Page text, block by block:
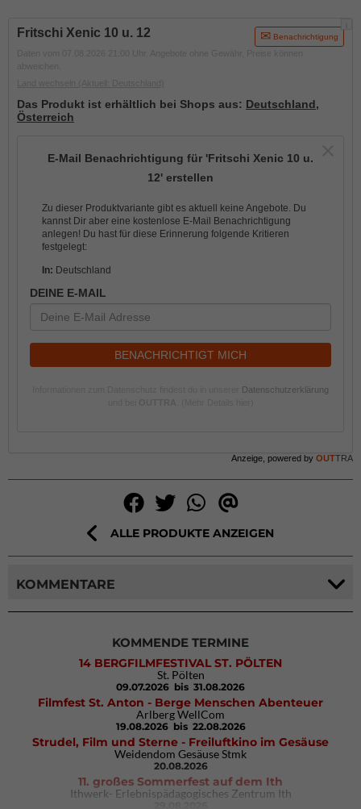
Fritschi Xenic 10 u. 12 Benachrichtigung
Das Produkt ist erhältlich bei Shops aus: Deutschland,
Österreich
E-Mail Benachrichtigung für 'Fritschi Xenic 10 u.
12' erstellen
Zu dieser Produktvariante gibt es aktuell keine Angebote. Du
kannst Dir aber eine kostenlose E-Mail Benachrichtigung
anlegen! Du hast für diese Erinnerung folgende Kritieren
festgelegt:
In: Deutschland
DEINE E-MAIL
BENACHRICHTIGT MICH
Datenschutzerklärung
Anzeige, powered by OUTTRA
ALLE PRODUKTE ANZEIGEN
KOMMENTARE
KOMMENDE TERMINE
14 BERGFILMFESTIVAL ST. PÖLTEN
St. Pölten
09.07.2026 bis 31.08.2026
Filmfest St. Anton - Berge Menschen Abenteuer
Arlberg WellCom
19.08.2026 bis 22.08.2026
Strudel, Film und Sterne - Freiluftkino im Gesäuse
Weidendom Gesäuse Stmk
20.08.2026
11. großes Sommerfest auf dem Ith
Ithwerk- Erlebnispädagogisches Zentrum Ith